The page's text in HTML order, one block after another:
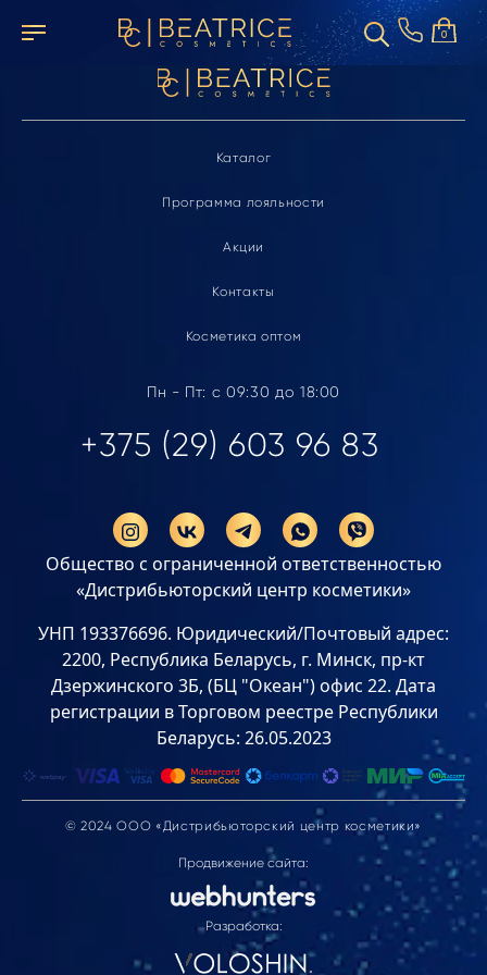
0
Элемент не найден
Каталог
Программа лояльности
Акции
Контакты
Косметика оптом
Пн - Пт: с 09:30 до 18:00
+375 (29) 603 96 83
Общество с ограниченной ответственностью
«Дистрибьюторский центр косметики»
УНП 193376696. Юридический/Почтовый адрес:
2200, Республика Беларусь, г. Минск, пр-кт
Дзержинского 3Б, (БЦ "Океан") офис 22. Дата
регистрации в Торговом реестре Республики
Беларусь: 26.05.2023
© 2024 ООО «Дистрибьюторский центр косметики»
Продвижение сайта:
Разработка: